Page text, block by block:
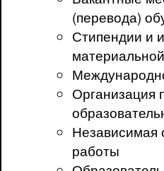
(перевода)
Стипендии и
Организация
Независимая
работы